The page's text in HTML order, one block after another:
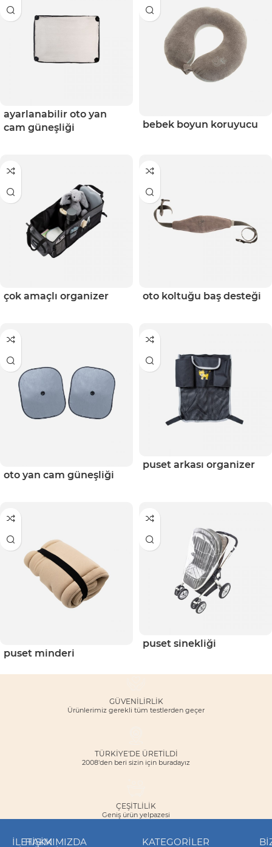
ayarlanabilir oto yan
cam güneşliği
bebek boyun koruyucu
çok amaçlı organizer oto koltuğu baş desteği
oto yan cam güneşliği
puset arkası organizer
puset minderi
puset sinekliği
GÜVENILIRLIK
Ürünlerimiz gerekli tüm testlerden geçer
TÜRKİYE'DE ÜRETİLDİ
2008'den beri sizin için buradayız
ÇEŞITLILIK
Geniş ürün yelpazesi
İLETIŞIM
HAKKIMIZDA KATEGORILER